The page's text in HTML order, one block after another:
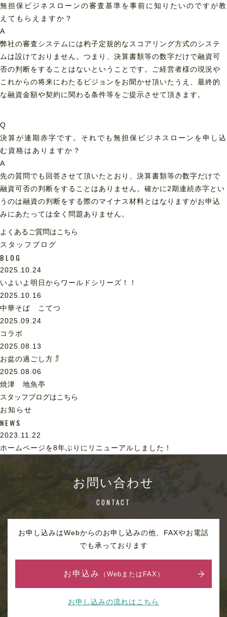
無担保ビジネスローンの審査基準を事前に知りたいのですが教
えてもらえますか？
A
弊社の審査システムには杓子定規的なスコアリング方式のシステ
ムは設けておりません。つまり、決算書類等の数字だけで融資可
否の判断をすることはないということです。ご経営者様の現況や
これからの将来にわたるビジョンをお聞かせ頂いたうえ、最終的
な融資金額や契約に関わる条件等をご提示させて頂きます。
Q
決算が連期赤字です。それでも無担保ビジネスローンを申し込
む資格はありますか？
A
先の質問でも回答させて頂いたとおり、決算書類等の数字だけで
融資可否の判断をすることはありません。確かに2期連続赤字とい
うのは融資の判断をする際のマイナス材料とはなりますがお申込
みにあたっては全く問題ありません。
よくあるご質問はこちら
スタッフブログ
BLOG
2025.10.24
いよいよ明日からワールドシリーズ！！
2025.10.16
中華そば こてつ
2025.09.24
コラボ
2025.08.13
お盆の過ごし方
2025.08.06
焼津 地魚亭
スタッフブログはこちら
お知らせ
NEWS
2023.11.22
ホームページを8年ぶりにリニューアルしました！
お問い合わせ
CONTACT
お申し込みはWebからのお申し込みの他、FAXやお電話
でも承っております
お申込み （WebまたはFAX）
お申し込みの流れはこちら